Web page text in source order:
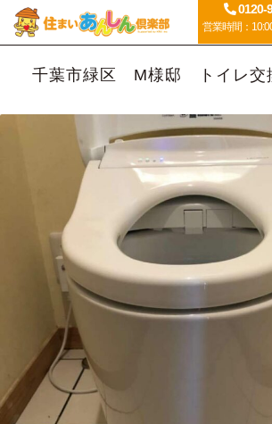
0120-
営業時間：
千葉市緑区 M様邸 トイレ交